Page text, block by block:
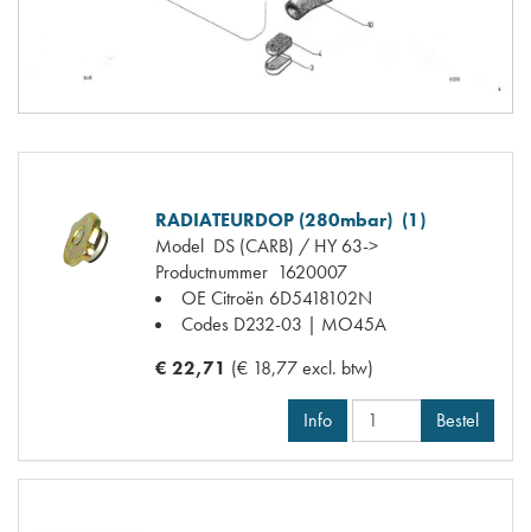
RADIATEURDOP (280mbar) (1)
Model DS (CARB) / HY 63->
Productnummer 1620007
OE Citroën 6D5418102N
Codes D232-03 | MO45A
€ 22,71 (€ 18,77 excl. btw)
Info Bestel